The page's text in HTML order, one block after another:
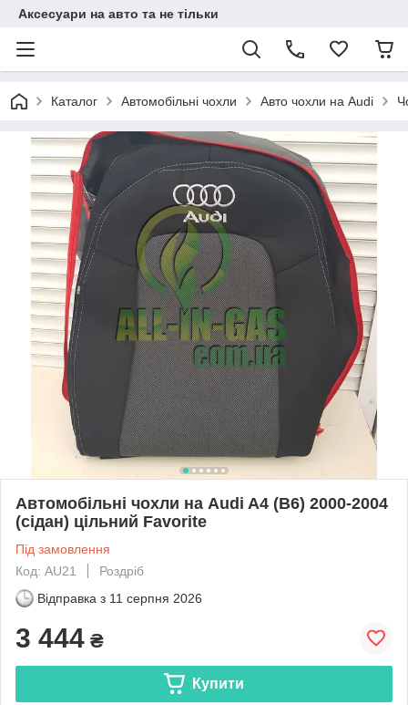
Аксесуари на авто та не тільки
Каталог Автомобільні чохли Авто чохли на Audi
Автомобільні чохли на Audi A4 (B6) 2000-2004
(сідан) цільний Favorite
Під замовлення
Код: AU21
Роздріб
Відправка з 11 серпня 2026
3 444 ₴
Купити